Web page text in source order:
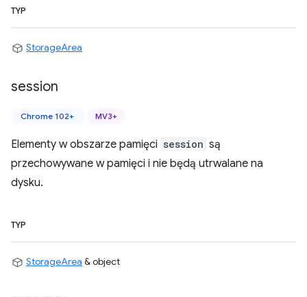
TYP
StorageArea
session
Chrome 102+ MV3+
Elementy w obszarze pamięci session są
przechowywane w pamięci i nie będą utrwalane na
dysku.
TYP
StorageArea & object